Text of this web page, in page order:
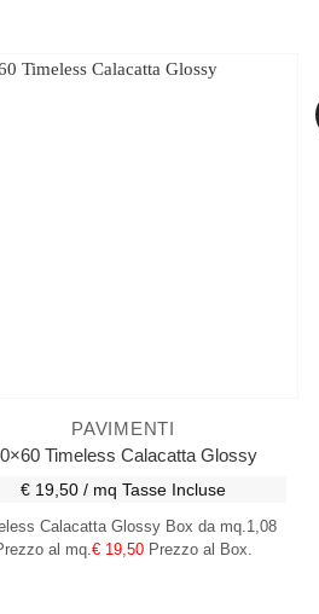
PAVIMENTI
Timeless Calacatta Glossy
€ 19,50 / mq Tasse Incluse
Calacatta Glossy Box da mq.1,08
al mq.€ 19,50 Prezzo al Box.